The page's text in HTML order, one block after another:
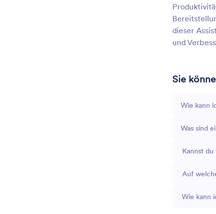
dieser
und
Sie
Wie kann
Was sind
Kannst
Auf
Wie kann